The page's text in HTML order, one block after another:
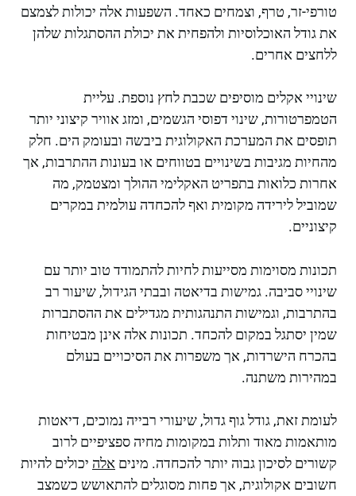
טורפי-זר, טרף, וצמחים כאחד. השפעות אלה יכולות לצמצם
את גודל האוכלוסיות ולהפחית את יכולת ההסתגלות שלהן
ללחצים אחרים.
שינויי אקלים מוסיפים שכבת לחץ נוספת. עליית
הטמפרטורות, שינוי דפוסי הגשמים, ומזג אוויר קיצוני יותר
תופסים את המערכת האקולוגית ביבשה ובעומק הים. חלק
מהחיות מגיבות בשינויים בטווחים או בעונות ההתרבות, אך
אחרות כלואות בתפריט האקלימי ההולך ומצטמק, מה
שמוביל לירידה מקומית ואף להכחדה עולמית במקרים
קיצוניים.
תכונות מסוימות מסייעות לחיות להתמודד טוב יותר עם
שינויי סביבה. גמישות בדיאטה ובבתי הגידול, שיעור רב
בהתרבות, וגמישות התנהגותית מגדילים את ההסתברות
שמין יסתגל במקום להכחד. תכונות אלה אינן מבטיחות
בהכרח הישרדות, אך משפרות את הסיכויים בעולם
במהירות משתנה.
לעומת זאת, גודל גוף גדול, שיעורי רבייה נמוכים, דיאטות
מותאמות מאוד ותלות במקומות מחיה ספציפיים לרוב
קשורים לסיכון גבוה יותר להכחדה. מינים אלה יכולים להיות
חשובים אקולוגית, אך פחות מסוגלים להתאושש כשמצב